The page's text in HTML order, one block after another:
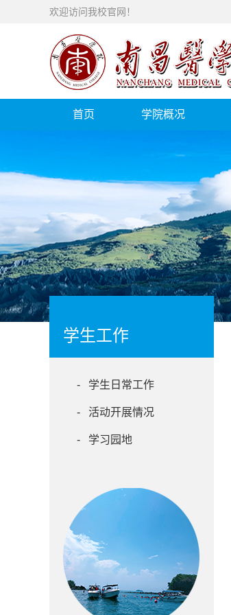
欢迎访问我校官网！
首页 学院概况
学生工作
- 学生日常工作
- 活动开展情况
- 学习园地